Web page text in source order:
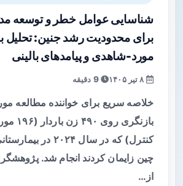
شناسایی عوامل خطر و توسعه
برای محدودیت رشد جنین: تحلیل
مورد-شاهدی و پیامدهای بالینی
9 دقیقه
خلاصه سریع برای خواننده مطالعه
کنترل) که در سال ۲۰۲۴
چین زایمان کردند انجام شد.
از…